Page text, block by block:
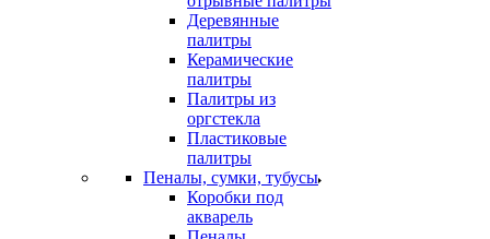
Деревянные
палитры
Керамические
палитры
Палитры из
оргстекла
Пластиковые
палитры
Пеналы, сумки, тубусы
Коробки под
акварель